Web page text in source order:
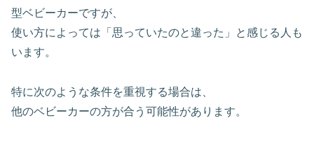
型ベビーカーですが、
使い方によっては「思っていたのと違った」と感じる人も
います。
特に次のような条件を重視する場合は、
他のベビーカーの方が合う可能性があります。